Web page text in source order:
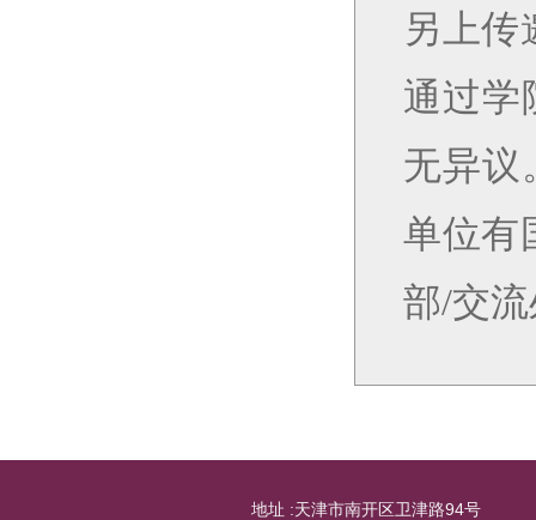
另上传
通过学
无异议
单位有
部/交
地址 :天津市南开区卫津路94号